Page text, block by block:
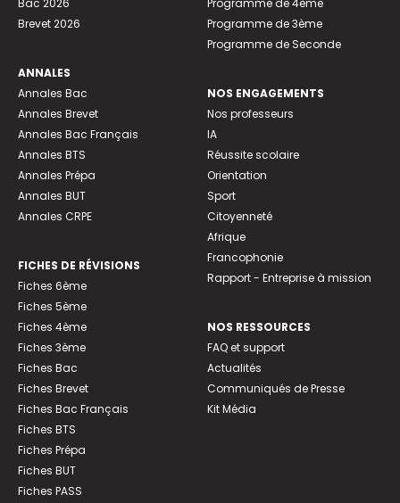
Bac 2026
Brevet 2026
ANNALES
Annales Bac
Annales Brevet
Annales Bac Français
Annales BTS
Annales Prépa
Annales BUT
Annales CRPE
FICHES DE RÉVISIONS
Fiches 6ème
Fiches 5ème
Fiches 4ème
Fiches 3ème
Fiches Bac
Fiches Brevet
Fiches Bac Français
Fiches BTS
Fiches Prépa
Fiches BUT
Fiches PASS
Programme de 4ème
Programme de 3ème
Programme de Seconde
NOS ENGAGEMENTS
Nos professeurs
IA
Réussite scolaire
Orientation
Sport
Citoyenneté
Afrique
Francophonie
Rapport - Entreprise à mission
NOS RESSOURCES
FAQ et support
Actualités
Communiqués de Presse
Kit Média